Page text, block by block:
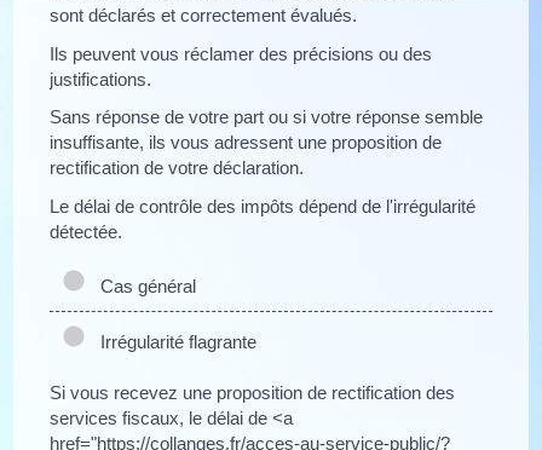
sont déclarés et correctement évalués.
Ils peuvent vous réclamer des précisions ou des
justifications.
Sans réponse de votre part ou si votre réponse semble
insuffisante, ils vous adressent une proposition de
rectification de votre déclaration.
Le délai de contrôle des impôts dépend de l'irrégularité
détectée.
Cas général
Irrégularité flagrante
Si vous recevez une proposition de rectification des
services fiscaux, le délai de <a
href="https://collanges.fr/acces-au-service-public/?